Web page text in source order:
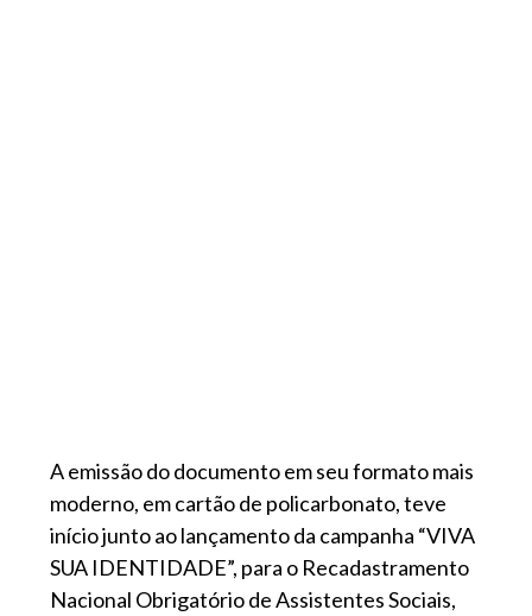
A emissão do documento em seu formato mais
moderno, em cartão de policarbonato, teve
início junto ao lançamento da campanha “VIVA
SUA IDENTIDADE”, para o Recadastramento
Nacional Obrigatório de Assistentes Sociais,